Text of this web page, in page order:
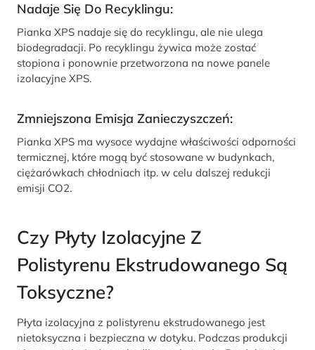
Nadaje Się Do Recyklingu:
Pianka XPS nadaje się do recyklingu, ale nie ulega
biodegradacji. Po recyklingu żywica może zostać
stopiona i ponownie przetworzona na nowe panele
izolacyjne XPS.
Zmniejszona Emisja Zanieczyszczeń:
Pianka XPS ma wysoce wydajne właściwości odporności
termicznej, które mogą być stosowane w budynkach,
ciężarówkach chłodniach itp. w celu dalszej redukcji
emisji CO2.
Czy Płyty Izolacyjne Z
Polistyrenu Ekstrudowanego Są
Toksyczne?
Płyta izolacyjna z polistyrenu ekstrudowanego jest
nietoksyczna i bezpieczna w dotyku. Podczas produkcji